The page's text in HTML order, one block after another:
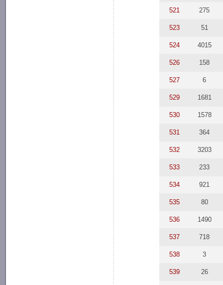
521 275
523 51
524 4015
526 158
527 6
529 1681
530 1578
531 364
532 3203
533 233
534 921
535 80
536 1490
537 718
538 3
539 26